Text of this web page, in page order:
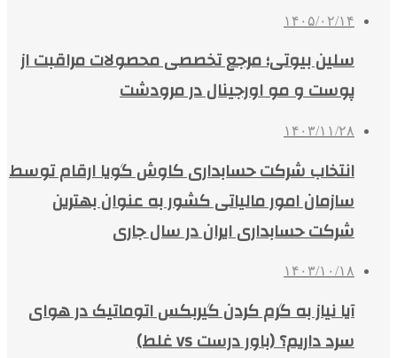
۱۴۰۵/۰۲/۱۴
سلین بیوتی؛ مرجع تخصصی محصولات مراقبت از
پوست و مو اورجینال در مرودشت
۱۴۰۳/۱۱/۲۸
انتخاب شرکت حسابداری کاوش گویا ارقام توسط
سازمان امور مالیاتی کشور به عنوان بهترین
شرکت حسابداری ایران در سال جاری
۱۴۰۳/۱۰/۱۸
آیا نیاز به گرم کردن گیربکس اتوماتیک در هوای
سرد داریم؟ (باور درست vs غلط)